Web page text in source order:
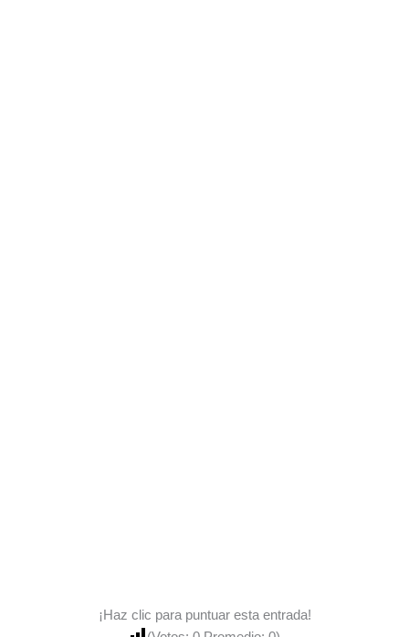
¡Haz clic para puntuar esta entrada!